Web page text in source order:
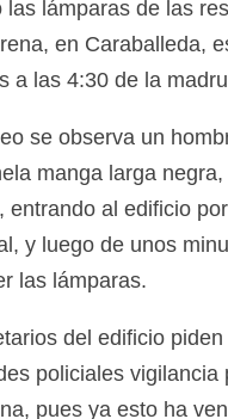
las lámparas de las
en Caraballeda,
a las 4:30 de la
se observa un
manga larga
entrando al edificio
y luego de unos
las lámparas.
del edificio
policiales vigilancia
pues ya esto ha